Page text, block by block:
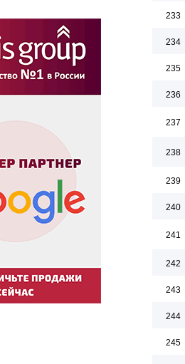
233
234
235
236
237
238
239
240
241
242
243
244
245